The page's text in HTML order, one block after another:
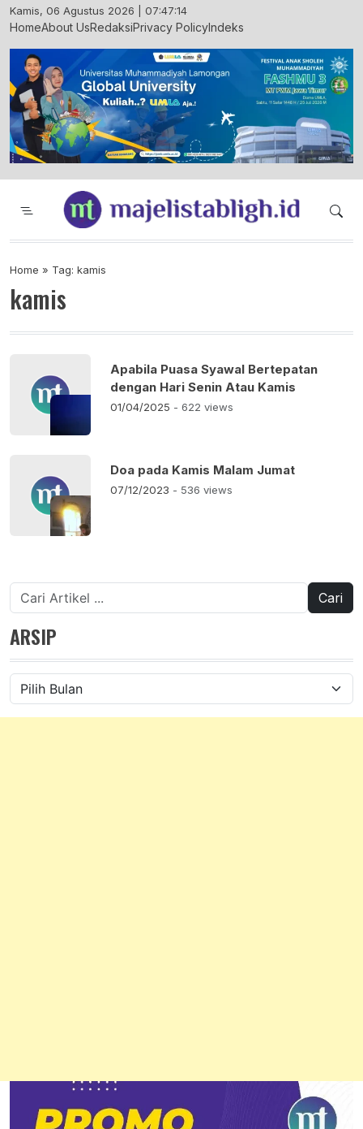
Skip
to
Kamis, 06 Agustus 2026 | 07:47:14
HomeAbout UsRedaksiPrivacy PolicyIndeks
Majelis Tabligh Muhammadiyah
Syiar Dakwah Islam Berkemajuan dan
Home » Tag: kamis
kamis
Apabila Puasa Syawal Bertepatan
dengan Hari Senin Atau Kamis
01/04/2025 - 622 views
Doa pada Kamis Malam Jumat
07/12/2023 - 536 views
Cari
untuk:
ARSIP
Arsip